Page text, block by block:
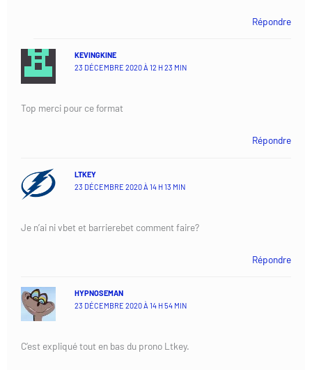
Répondre
KEVINGKINE
23 DÉCEMBRE 2020 À 12 H 23 MIN
Top merci pour ce format
Répondre
LTKEY
23 DÉCEMBRE 2020 À 14 H 13 MIN
Je n’ai ni vbet et barrierebet comment faire?
Répondre
HYPNOSEMAN
23 DÉCEMBRE 2020 À 14 H 54 MIN
C’est expliqué tout en bas du prono Ltkey.